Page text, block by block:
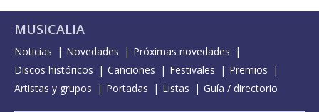
MUSICALIA
Noticias Novedades
Próximas novedades
Discos históricos
Canciones Festivales
Premios
Artistas y grupos
Portadas Listas Guía / directorio